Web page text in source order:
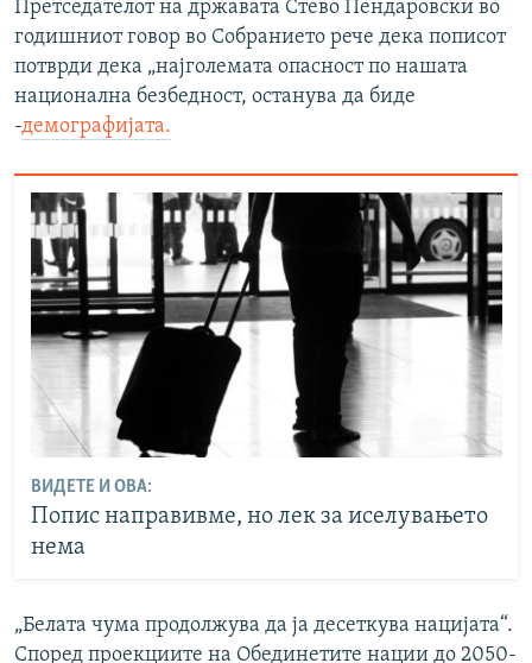
Претседателот на државата Стево Пендаровски во
годишниот говор во Собранието рече дека пописот
потврди дека „најголемата опасност по нашата
национална безбедност, останува да биде
-демографијата.
ВИДЕТЕ И ОВА:
Попис направивме, но лек за иселувањето
нема
„Белата чума продолжува да ја десеткува нацијата“.
Според проекциите на Обединетите нации до 2050-